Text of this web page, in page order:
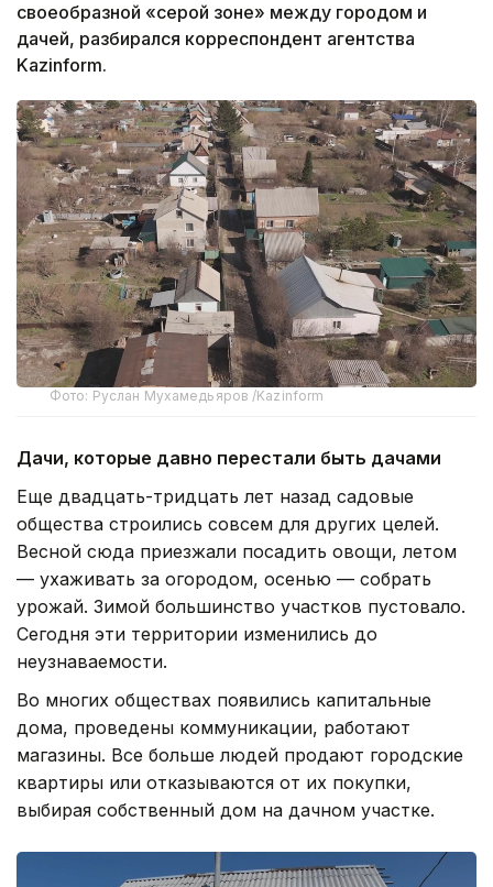
своеобразной «серой зоне» между городом и
дачей, разбирался корреспондент агентства
Kazinform.
Фото: Руслан Мухамедьяров /Kazinform
Дачи, которые давно перестали быть дачами
Еще двадцать-тридцать лет назад садовые
общества строились совсем для других целей.
Весной сюда приезжали посадить овощи, летом
— ухаживать за огородом, осенью — собрать
урожай. Зимой большинство участков пустовало.
Сегодня эти территории изменились до
неузнаваемости.
Во многих обществах появились капитальные
дома, проведены коммуникации, работают
магазины. Все больше людей продают городские
квартиры или отказываются от их покупки,
выбирая собственный дом на дачном участке.